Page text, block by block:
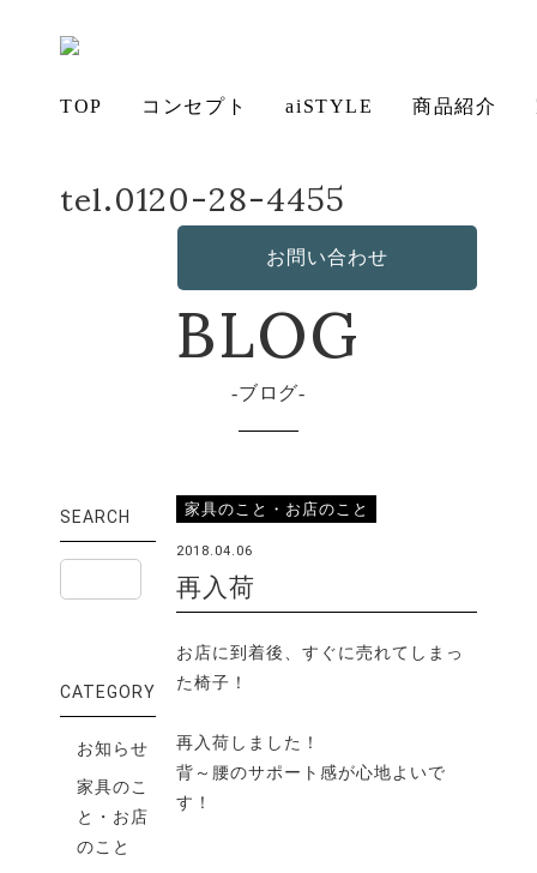
TOP コンセプト
いて
保証につ
aiSTYLE 商品紹介
ソフ
ベッ
デス
造
ファ
tel.0120-28-4455
お問い合わせ
BLOG
ブログ
家具のこと・お店のこと
2018.04.06
再入荷
お店に到着後、すぐに売れてしまっ
た椅子！
再入荷しました！
背～腰のサポート感が心地よいで
す！
SEARCH
CATEGORY
お知らせ
家具のこ
と・お店
のこと